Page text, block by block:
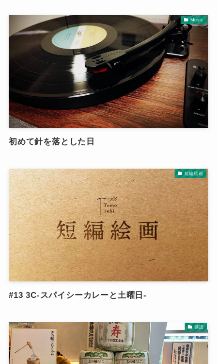
Music
初めて針を落とした日
短編絵画
#13 3C-スパイシーカレーと土曜日-
落語